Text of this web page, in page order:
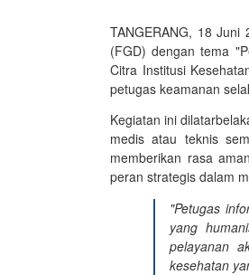
TANGERANG, 18 Juni
(FGD) dengan tema
Citra Institusi
petugas keamanan
Kegiatan ini
medis atau teknis
memberikan rasa
peran strategis dalam
"Petugas
yang
pelayanan
kesehatan